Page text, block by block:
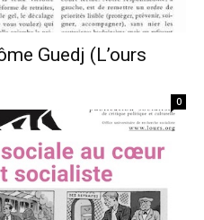
Guedj (L’ours
0